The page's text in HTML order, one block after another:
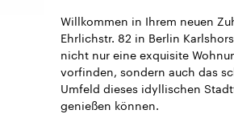
Willkommen in Ihrem neuen
Ehrlichstr. 82 in Berlin
nicht nur eine exquisite
vorfinden, sondern auch das
Umfeld dieses idyllischen
genießen können.